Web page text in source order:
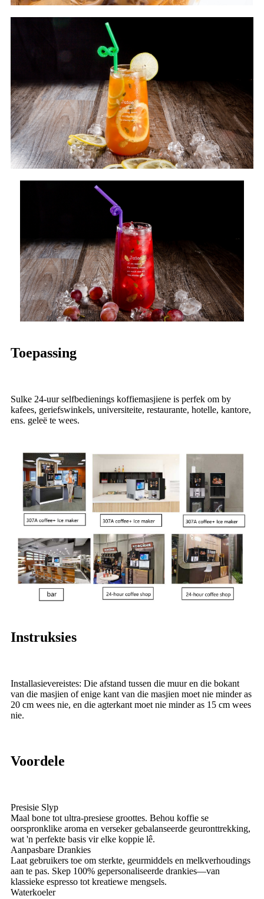
Toepassing
Sulke 24-uur selfbedienings koffiemasjiene is perfek om by
kafees, geriefswinkels, universiteite, restaurante, hotelle, kantore,
ens. geleë te wees.
Instruksies
Installasievereistes: Die afstand tussen die muur en die bokant
van die masjien of enige kant van die masjien moet nie minder as
20 cm wees nie, en die agterkant moet nie minder as 15 cm wees
nie.
Voordele
Presisie Slyp
Maal bone tot ultra-presiese groottes. Behou koffie se
oorspronklike aroma en verseker gebalanseerde geuronttrekking,
wat 'n perfekte basis vir elke koppie lê.
Aanpasbare Drankies
Laat gebruikers toe om sterkte, geurmiddels en melkverhoudings
aan te pas. Skep 100% gepersonaliseerde drankies—van
klassieke espresso tot kreatiewe mengsels.
Waterkoeler